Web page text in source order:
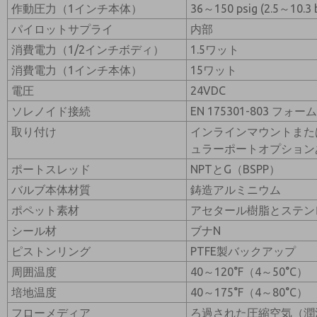
作動圧力（1インチ本体）
36～150 psig (2.5～10.3
パイロットサプライ
内部
消費電力（1/2インチボディ）
1.5ワット
消費電力（1インチ本体）
15ワット
電圧
24VDC
ソレノイド接続
EN 175301-803 フォー
取り付け
インラインマウントま
ュラーポートオプショ
ポートスレッド
NPTとG（BSPP）
バルブ本体材質
鋳造アルミニウム
ポペット素材
アセタール樹脂とステ
シール材
ブナN
ピストンリング
PTFE製バックアップ
周囲温度
40～120°F（4～50°C）
培地温度
40～175°F（4～80°C）
フローメディア
ろ過された圧縮空気（